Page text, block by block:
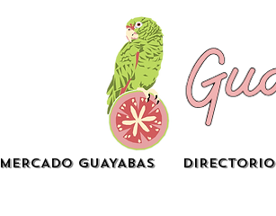
MERCADO GUAYABAS DIRECTORIO